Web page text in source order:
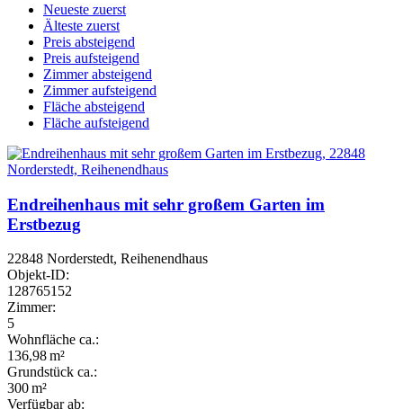
Neueste zuerst
Älteste zuerst
Preis absteigend
Preis aufsteigend
Zimmer absteigend
Zimmer aufsteigend
Fläche absteigend
Fläche aufsteigend
Endreihenhaus mit sehr großem Garten im
Erstbezug
22848 Norderstedt, Reihenendhaus
Objekt-ID:
128765152
Zimmer:
5
Wohnfläche ca.:
136,98 m²
Grund­stück ca.:
300 m²
Verfügbar ab: